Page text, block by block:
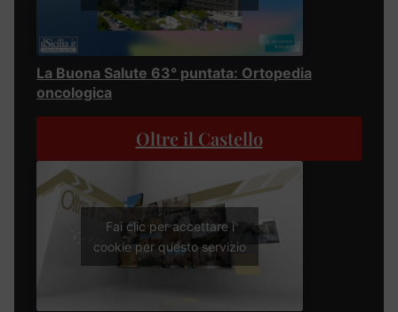
La Buona Salute 63° puntata: Ortopedia
oncologica
Oltre il Castello
Fai clic per accettare i
cookie per questo servizio